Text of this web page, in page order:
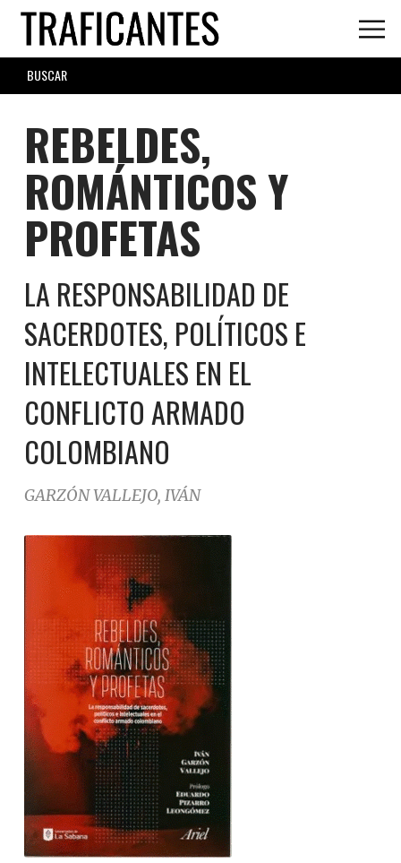
Skip
main
content
SEARCH
FORM
REBELDES,
ROMÁNTICOS Y
PROFETAS
LA RESPONSABILIDAD DE
SACERDOTES, POLÍTICOS E
INTELECTUALES EN EL
CONFLICTO ARMADO
COLOMBIANO
GARZÓN VALLEJO, IVÁN